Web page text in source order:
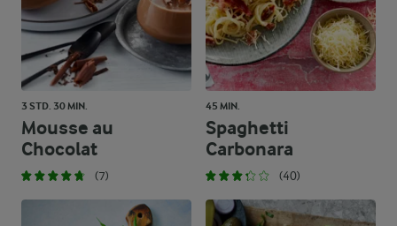
3 STD. 30 MIN.
Mousse au
Chocolat
(7)
45 MIN.
Spaghetti
Carbonara
(40)